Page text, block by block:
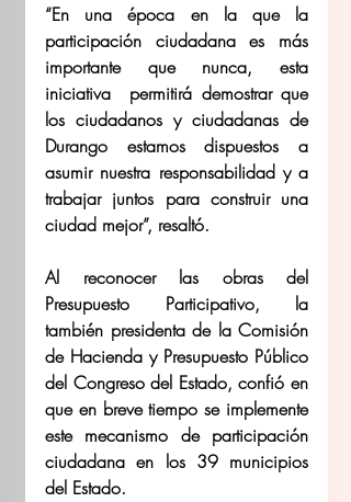
“En una época en la que la
participación ciudadana es más
importante que nunca, esta
iniciativa  permitirá demostrar que
los ciudadanos y ciudadanas de
Durango estamos dispuestos a
asumir nuestra responsabilidad y a
trabajar juntos para construir una
ciudad mejor”, resaltó.
Al reconocer las obras del
Presupuesto Participativo, la
también presidenta de la Comisión
de Hacienda y Presupuesto Público
del Congreso del Estado, confió en
que en breve tiempo se implemente
este mecanismo de participación
ciudadana en los 39 municipios
del Estado.